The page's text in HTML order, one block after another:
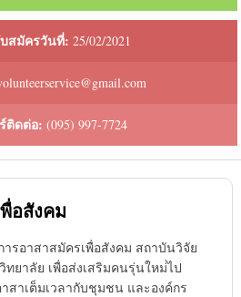
สมัครวันที่: 25/02/2021
ติดต่อ: (095) 997-7724
อสังคม
ารอาสาสมัครเพื่อสังคม สถาบันวิจัย
ยาลัย เพื่อส่งเสริมคนรุ่นใหม่่ไป
สาเต็มเวลากับชุมชน และองค์กร